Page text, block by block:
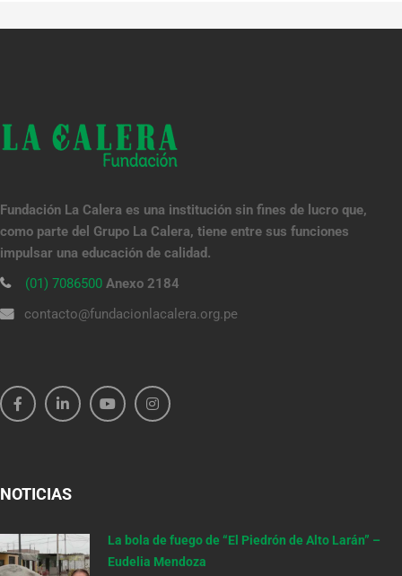
Fundación La Calera es una institución sin fines de lucro que,
como parte del Grupo La Calera, tiene entre sus funciones
impulsar una educación de calidad.
(01) 7086500 Anexo 2184
contacto@fundacionlacalera.org.pe
NOTICIAS
La bola de fuego de “El Piedrón de Alto Larán” –
Eudelia Mendoza